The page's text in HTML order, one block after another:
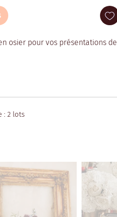
osier pour vos présentations de
: 2 lots